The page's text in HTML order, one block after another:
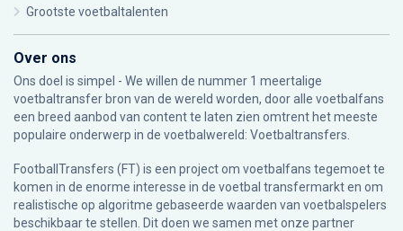
Grootste voetbaltalenten
Over ons
Ons doel is simpel - We willen de nummer 1 meertalige
voetbaltransfer bron van de wereld worden, door alle voetbalfans
een breed aanbod van content te laten zien omtrent het meeste
populaire onderwerp in de voetbalwereld: Voetbaltransfers.
FootballTransfers (FT) is een project om voetbalfans tegemoet te
komen in de enorme interesse in de voetbal transfermarkt en om
realistische op algoritme gebaseerde waarden van voetbalspelers
beschikbaar te stellen. Dit doen we samen met onze partner